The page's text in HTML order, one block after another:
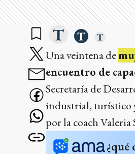
Una veintena de
encuentro de
Secretaría de
industrial, turístico
por la coach Valeria
¿qué